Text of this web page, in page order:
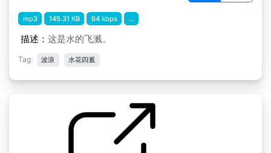
mp3 145.31 KB 64 kbps ...
描述： 这是水的飞溅。
Tag: 波浪 水花四溅